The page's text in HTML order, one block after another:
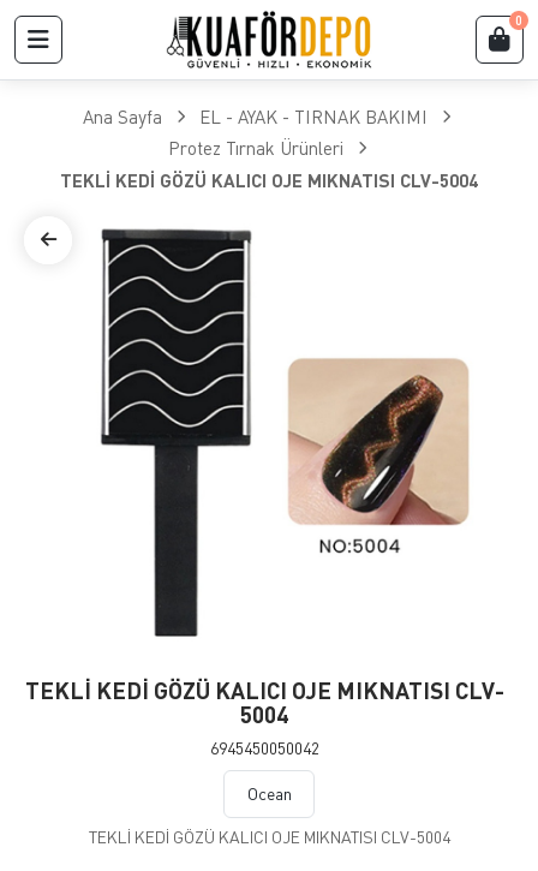
0
Ana Sayfa
EL - AYAK - TIRNAK BAKIMI
Protez Tırnak Ürünleri
TEKLİ KEDİ GÖZÜ KALICI OJE MIKNATISI CLV-5004
TEKLİ KEDİ GÖZÜ KALICI OJE MIKNATISI CLV-
5004
6945450050042
Ocean
TEKLİ KEDİ GÖZÜ KALICI OJE MIKNATISI CLV-5004